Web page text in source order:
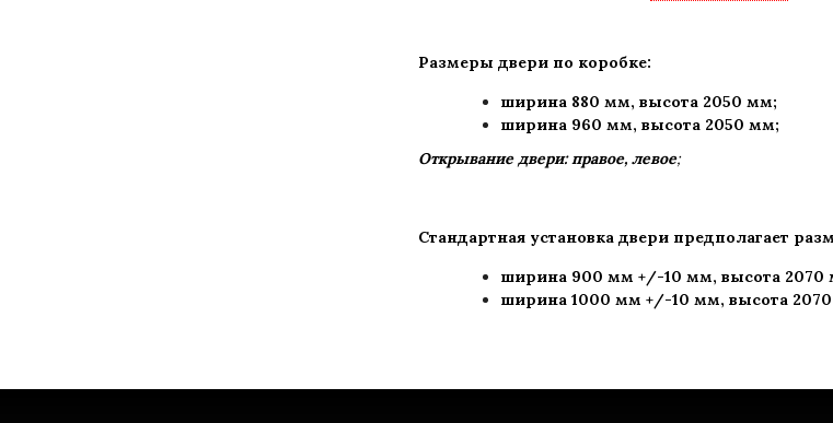
Размеры двери по коробке:
ширина 880 мм, высота 2050 мм;
ширина 960 мм, высота 2050 мм;
Открывание двери: правое, левое;
Стандартная установка двери предполагает
ширина 900 мм +/-10 мм, высота
ширина 1000 мм +/-10 мм, высота